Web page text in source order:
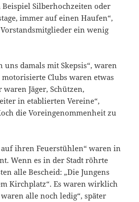
Beispiel Silberhochzeiten oder
immer auf einen Haufen“,
ein wenig
uns damals mit Skepsis“, waren
Clubs waren etwas
Jäger, Schützen,
in etablierten Vereine“,
die Voreingenommenheit zu
auf ihren Feuerstühlen“ waren in
Wenn es in der Stadt röhrte
alle Bescheid: „Die Jungens
Kirchplatz“. Es waren wirklich
alle noch ledig“, später